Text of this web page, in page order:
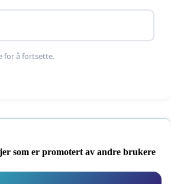
initiert av et nettverk av
for å fortsette.
som er promotert av andre brukere